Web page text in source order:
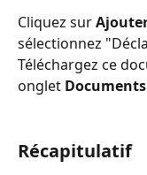
Cliquez sur
sélectionnez
Téléchargez ce
onglet
Récapitulatif